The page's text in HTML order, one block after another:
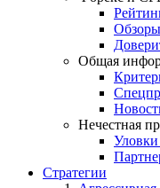
Общая
Нечестная
Уловки
Стратегии